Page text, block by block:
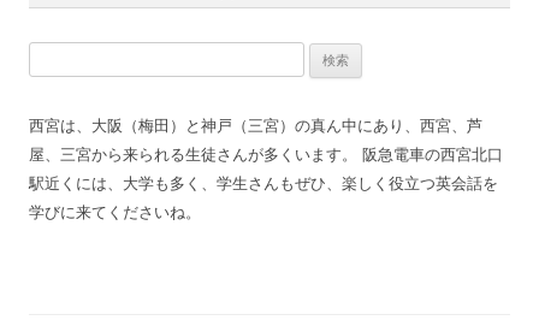
西宮は、大阪（梅田）と神戸（三宮）の真ん中にあり、西宮、芦
屋、三宮から来られる生徒さんが多くいます。 阪急電車の西宮北口
駅近くには、大学も多く、学生さんもぜひ、楽しく役立つ英会話を
学びに来てくださいね。